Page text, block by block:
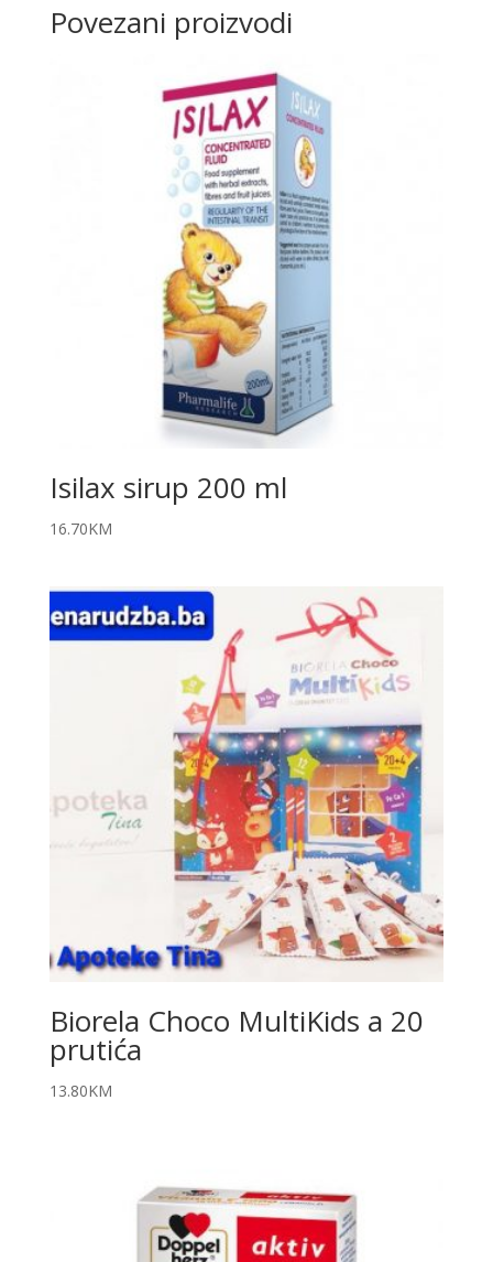
Povezani proizvodi
Isilax sirup 200 ml
16.70KM
Biorela Choco MultiKids a 20
prutića
13.80KM